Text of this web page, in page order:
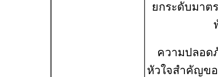
ยกระดับมา
ความปลอด
หัวใจสำคัญข